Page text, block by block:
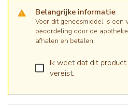
Belangrijke informatie
Voor dit geneesmiddel is een
beoordeling door de
afhalen en betalen.
Ik weet dat dit
vereist.